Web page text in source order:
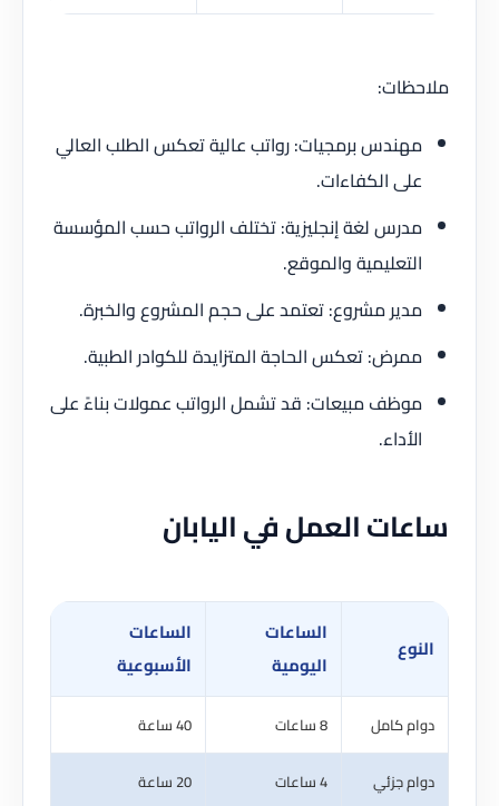
ملاحظات:
مهندس برمجيات: رواتب عالية تعكس الطلب العالي
على الكفاءات.
مدرس لغة إنجليزية: تختلف الرواتب حسب المؤسسة
التعليمية والموقع.
مدير مشروع: تعتمد على حجم المشروع والخبرة.
ممرض: تعكس الحاجة المتزايدة للكوادر الطبية.
موظف مبيعات: قد تشمل الرواتب عمولات بناءً على
الأداء.
ساعات العمل في اليابان
النوع
الساعات
اليومية
الساعات
الأسبوعية
دوام كامل 8 ساعات 40 ساعة
دوام جزئي 4 ساعات 20 ساعة